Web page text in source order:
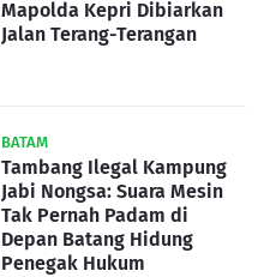
Mapolda Kepri Dibiarkan
Jalan Terang-Terangan
BATAM
Tambang Ilegal Kampung
Jabi Nongsa: Suara Mesin
Tak Pernah Padam di
Depan Batang Hidung
Penegak Hukum